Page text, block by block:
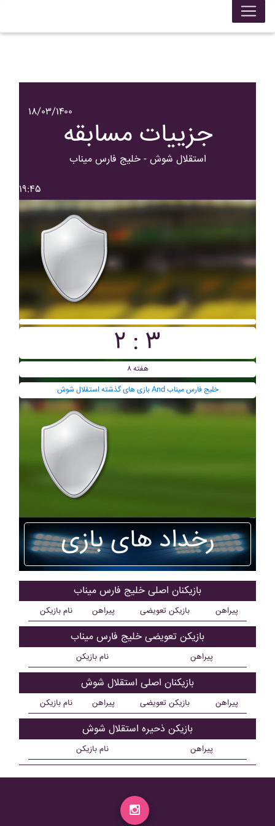
۱۸/۰۳/۱۴۰۰
جزییات مسابقه
استقلال شوش - خليج فارس ميناب
۱۹:۴۵
۲ : ۳
هفته ۸
بازی های گذشته استقلال شوش And خليج فارس ميناب
رخداد های بازی
بازیکنان اصلی خليج فارس ميناب
نام بازیکن پیراهن بازیکن تعویضی پیراهن
بازیکن تعویضی خليج فارس ميناب
نام بازیکن پیراهن
بازیکنان اصلی استقلال شوش
نام بازیکن پیراهن بازیکن تعویضی پیراهن
بازیکن ذحیره استقلال شوش
نام بازیکن پیراهن